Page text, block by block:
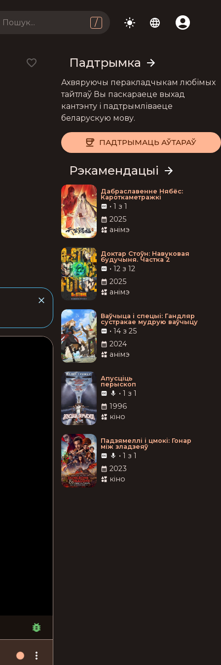
/
Падтрымка
Ахвяруючы перакладчыкам любімых
тайтлаў Вы паскараеце выхад
кантэнту і падтрымліваеце
беларускую мову.
ПАДТРЫМАЦЬ АЎТАРАЎ
Рэкамендацыі
Дабраславенне Нябёс:
Кароткаметражкі
• 1 з 1
2025
анімэ
Доктар Стоўн: Навуковая
будучыня. Частка 2
• 12 з 12
2025
анімэ
Ваўчыца і спецыі: Гандляр
сустракае мудрую ваўчыцу
• 14 з 25
2024
анімэ
Апусціць
перыскоп
• 1 з 1
1996
кіно
Падзямеллі і цмокі: Гонар
між зладзеяў
• 1 з 1
2023
кіно